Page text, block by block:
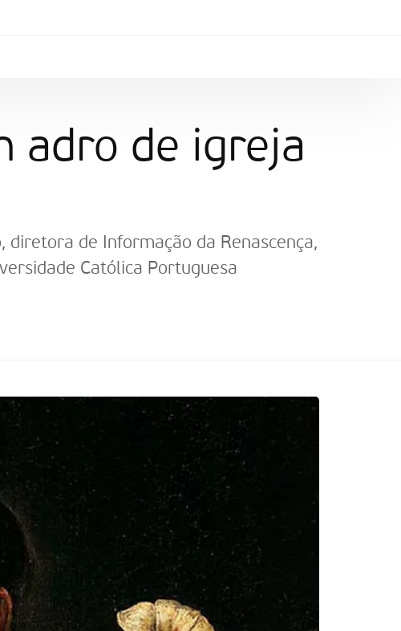
adro de igreja
diretora de Informação da Renascença,
Católica Portuguesa